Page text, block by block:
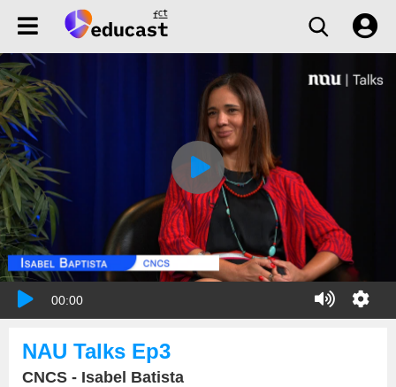
00:00
NAU Talks Ep3
CNCS - Isabel Batista